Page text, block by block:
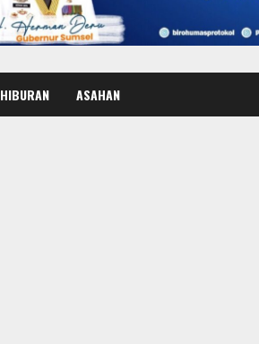
HIBURAN ASAHAN